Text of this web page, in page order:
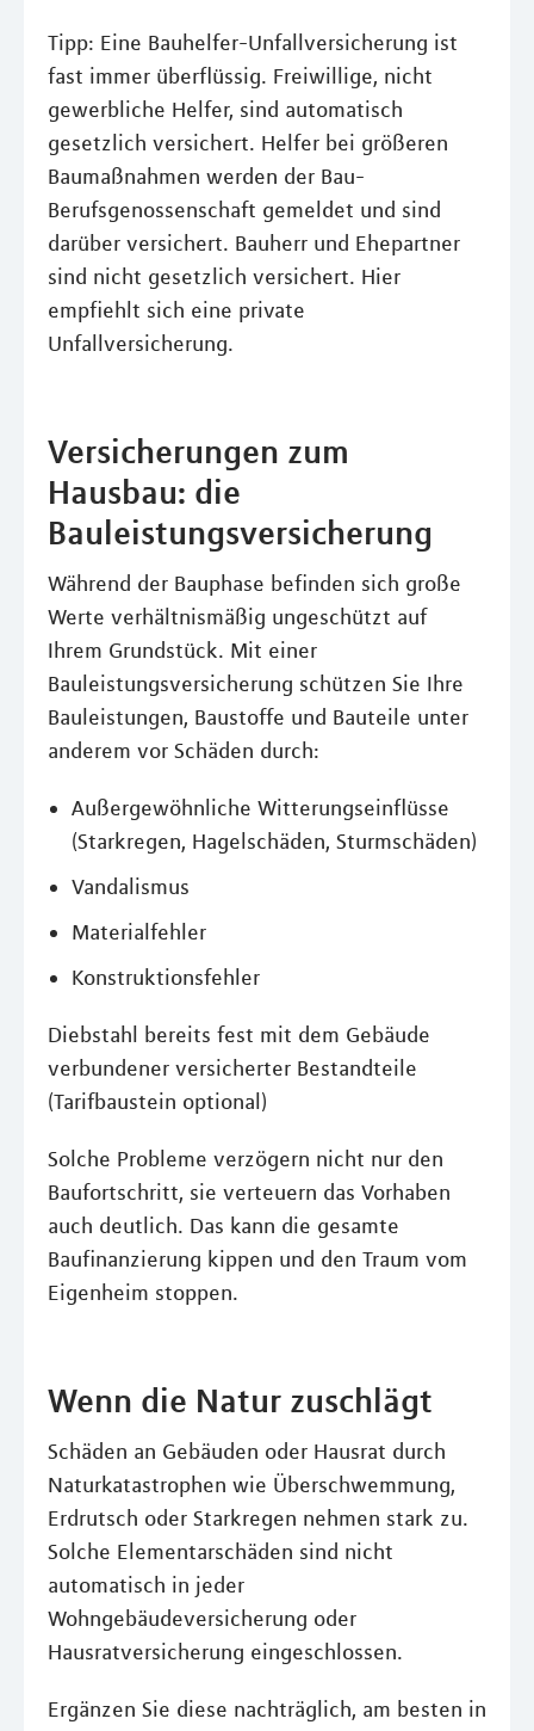
Tipp: Eine Bauhelfer-Unfallversicherung ist
fast immer überflüssig. Freiwillige, nicht
gewerbliche Helfer, sind automatisch
gesetzlich versichert. Helfer bei größeren
Baumaßnahmen werden der Bau-
Berufsgenossenschaft gemeldet und sind
darüber versichert. Bauherr und Ehepartner
sind nicht gesetzlich versichert. Hier
empfiehlt sich eine private
Unfallversicherung.
Versicherungen zum
Hausbau: die
Bauleistungsversicherung
Während der Bauphase befinden sich große
Werte verhältnismäßig ungeschützt auf
Ihrem Grundstück. Mit einer
Bauleistungsversicherung schützen Sie Ihre
Bauleistungen, Baustoffe und Bauteile unter
anderem vor Schäden durch:
Außergewöhnliche Witterungseinflüsse
(Starkregen, Hagelschäden, Sturmschäden)
Vandalismus
Materialfehler
Konstruktionsfehler
Diebstahl bereits fest mit dem Gebäude
verbundener versicherter Bestandteile
(Tarifbaustein optional)
Solche Probleme verzögern nicht nur den
Baufortschritt, sie verteuern das Vorhaben
auch deutlich. Das kann die gesamte
Baufinanzierung kippen und den Traum vom
Eigenheim stoppen.
Wenn die Natur zuschlägt
Schäden an Gebäuden oder Hausrat durch
Naturkatastrophen wie Überschwemmung,
Erdrutsch oder Starkregen nehmen stark zu.
Solche Elementarschäden sind nicht
automatisch in jeder
Wohngebäudeversicherung oder
Hausratversicherung eingeschlossen.
Ergänzen Sie diese nachträglich, am besten in